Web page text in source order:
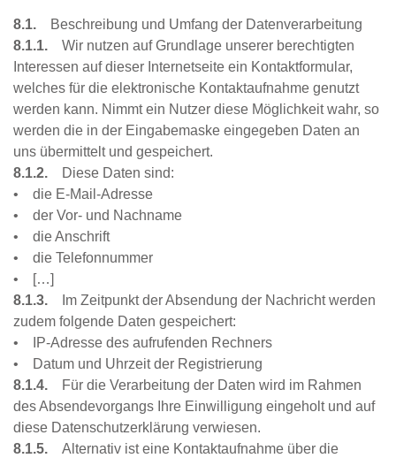
8.1.
Beschreibung und Umfang der Datenverarbeitung
8.1.1.
Wir nutzen auf Grundlage unserer berechtigten
Interessen auf dieser Internetseite ein Kontaktformular,
welches für die elektronische Kontaktaufnahme genutzt
werden kann. Nimmt ein Nutzer diese Möglichkeit wahr, so
werden die in der Eingabemaske eingegeben Daten an
uns übermittelt und gespeichert.
8.1.2.
Diese Daten sind:
• die E-Mail-Adresse
• der Vor- und Nachname
• die Anschrift
• die Telefonnummer
• […]
8.1.3.
Im Zeitpunkt der Absendung der Nachricht werden
zudem folgende Daten gespeichert:
• IP-Adresse des aufrufenden Rechners
• Datum und Uhrzeit der Registrierung
8.1.4.
Für die Verarbeitung der Daten wird im Rahmen
des Absendevorgangs Ihre Einwilligung eingeholt und auf
diese Datenschutzerklärung verwiesen.
8.1.5. Alternativ ist eine Kontaktaufnahme über die